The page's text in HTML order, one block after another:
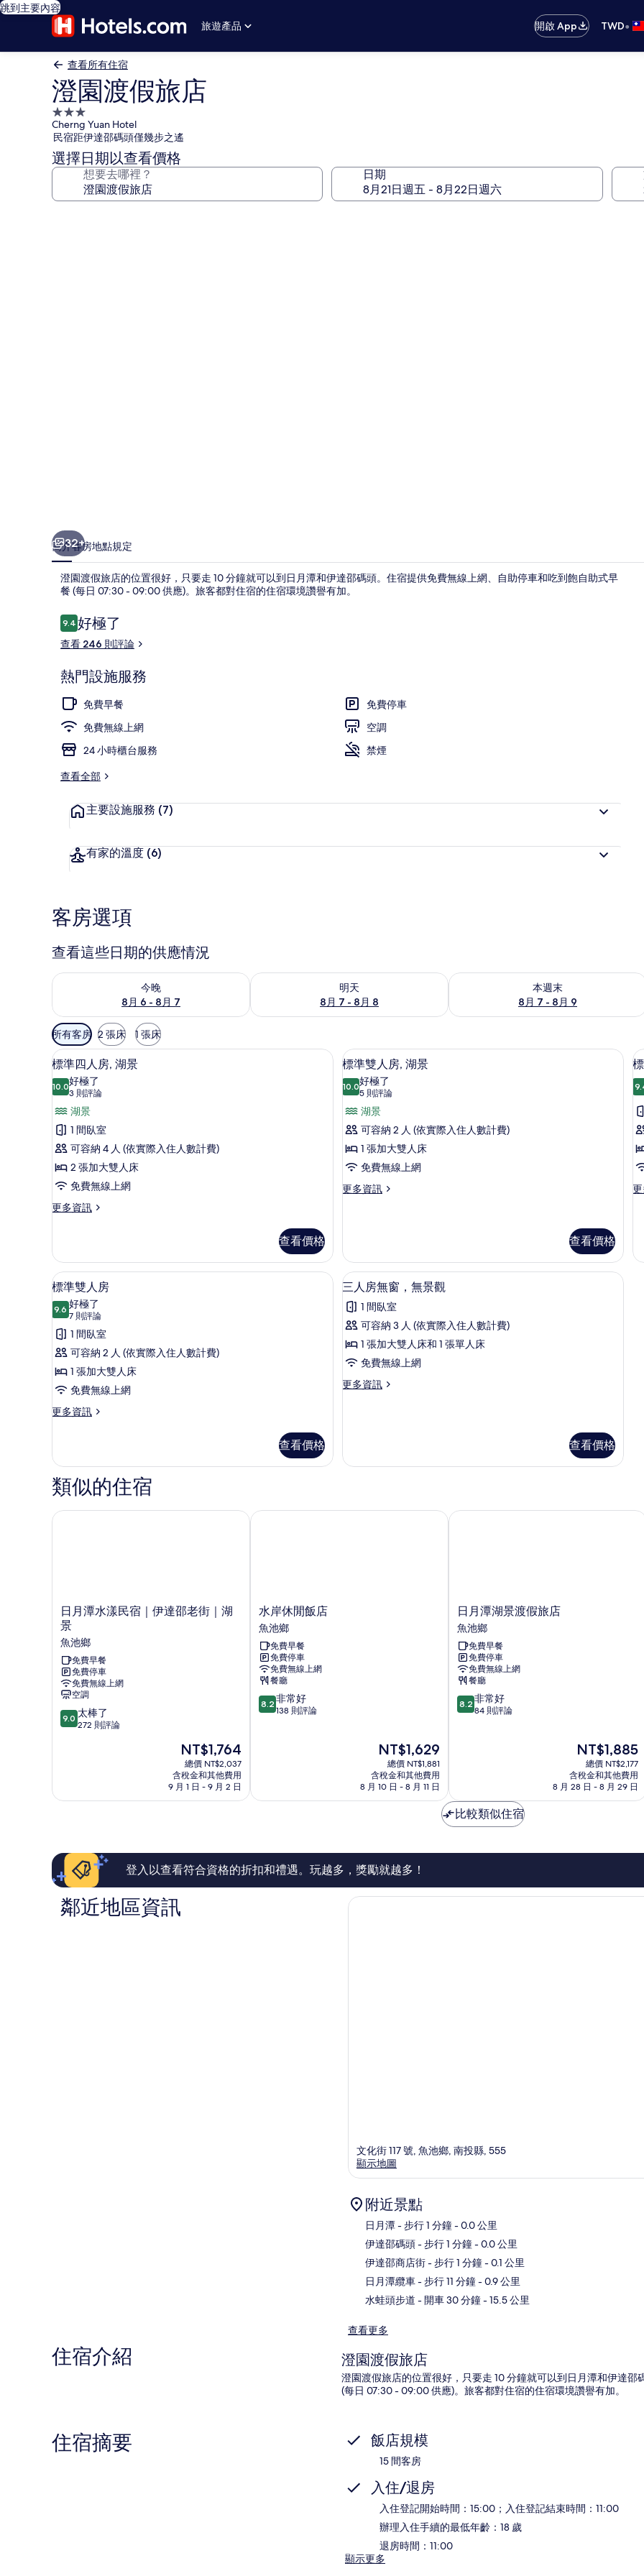
跳到主要內容
旅遊產品
開啟 App TWD•
查看所有住宿
澄園渡假旅店
3.0
星
級
住
宿
Cherng Yuan Hotel
民宿距伊達邵碼頭僅幾步之遙
選擇日期以查看價格
想要去哪裡？ 日期
含每日吃到飽自助式早餐
32+
簡介客房地點規定
澄園渡假旅店的位置很好，只要走 10 分鐘就可以到日月潭和伊達邵碼頭。住宿提供免費無線上網、自助停車和吃到飽自助式早
餐 (每日 07:30 - 09:00 供應)。旅客都對住宿的住宿環境讚譽有加。
評
論
9.49.4 分，滿分 10 分，
好極了
查看 246 則評論
熱門設施服務
免費早餐
免費停車
免費無線上網
空調
24 小時櫃台服務
禁煙
查看全部
主要設施服務 (7)
有家的溫度 (6)
客房選項
查看這些日期的供應情況
今晚
8月 6 - 8月 7
查看今晚 (8月 6 - 8月 7) 的供應情況
明天
8月 7 - 8月 8
查看明天 (8月 7 - 8月 8) 的供應情況
本週末
8月 7 - 8月 9
查看本週末 (8月 7 - 8月 9) 的供應情況
可
用
的
客
房
篩
選
條
件
所有客房 2 張床 1 張床
顯
示
標
準
四
人
房,
湖
景
有
相
片
標準四人房, 湖景 | 書桌、免費無線上網、床單
7
標準四人房, 湖景
10.010.0 分，滿分 10 分
好極了
3 則評論
(3
則
評
論)
湖景
1 間臥室
可容納 4 人 (依實際入住人數計費)
2 張加大雙人床
免費無線上網
更多資訊
更
四
人
房,
景
詳
情
查看價格
顯
示
標
準
雙
人
房,
湖
有
相
片
5
標準雙人房, 湖景
10.010.0 分，滿分 10 分
好極了
5 則評論
(5
則
評
論)
湖景
可容納 2 人 (依實際入住人數計費)
1 張加大雙人床
免費無線上網
更多資訊
更
人
房,
湖
景
的
詳
情
查看價格
更
人
房
顯
示
標
準
雙
人
房
的
相
片
標準雙人房 | 書桌、免費無線上網、床單
2
標準雙人房
9.69.6 分，滿分 10 分
好極了
7 則評論
(7
則
評
論)
1 間臥室
可容納 2 人 (依實際入住人數計費)
1 張加大雙人床
免費無線上網
更多資訊
更
雙
人
房
的
詳
查看價格
顯
示
三
人
房
窗，
的
三人房無窗，無景觀 | 書桌、免費無線
2
三人房無窗，無景觀
1 間臥室
可容納 3 人 (依實際入住人數計費)
1 張加大雙人床和 1 張單人床
免費無線上網
更多資訊
更
窗，
的
查看價格
類似的住宿
日
月
潭
水
漾
民
宿
｜
伊
達
景
日月潭水漾民宿｜伊達邵老街｜湖
景
魚池鄉
免費早餐
免費停車
免費無線上網
空調
9.0
分，
棒
評
9.0 太棒了
272 則評論
現
在
價
格
為
NT$1,764
總價 NT$2,037
含稅金和其他費用
9 月 1 日 - 9 月 2 日
日月潭水漾民宿｜伊達邵老街｜湖景
水
岸
休
閒
飯
店
魚
池
鄉
水岸休閒飯店
魚池鄉
免費早餐
免費停車
免費無線上網
餐廳
8.2
分，
好，
論
8.2 非常好
138 則評論
現
價
格
為
NT$1,629
總價 NT$1,881
含稅金和其他費用
8 月 10 日 - 8 月 11 日
水岸休閒飯店
日
月
潭
湖
景
渡
假
旅
店
日月潭湖景渡假旅店
魚池鄉
免費早餐
免費停車
免費無線上網
餐廳
8.2
分，
好，
84
則
論
8.2 非常好
84 則評論
現
價
格
為
NT$1,885
總價 NT$2,177
含稅金和其他費用
8 月 28 日 - 8 月 29 日
日月潭湖景渡假旅店
比較類似住宿
登入以查看符合資格的折扣和禮遇。玩越多，獎勵就越多！
鄰近地區資訊
文化街 117 號, 魚池鄉, 南投縣, 555
顯示地圖
附近景點
日月潭- 步行 1 分鐘- 0.0 公里
伊達邵碼頭- 步行 1 分鐘- 0.0 公里
伊達邵商店街- 步行 1 分鐘- 0.1 公里
日月潭纜車- 步行 11 分鐘- 0.9 公里
水蛙頭步道 - 開車 30 分鐘- 15.5 公里
查看更多
住宿介紹 澄園渡假旅店
澄園渡假旅店的位置很好，只要走 10 分鐘就可以到日月潭和伊達
(每日 07:30 - 09:00 供應)。旅客都對住宿的住宿環境讚譽有加。
住宿摘要 飯店規模
15 間客房
入住/退房
入住登記開始時間：15:00；入住登記結束時間：11:00
辦理入住手續的最低年齡：18 歲
退房時間：11:00
顯示更多